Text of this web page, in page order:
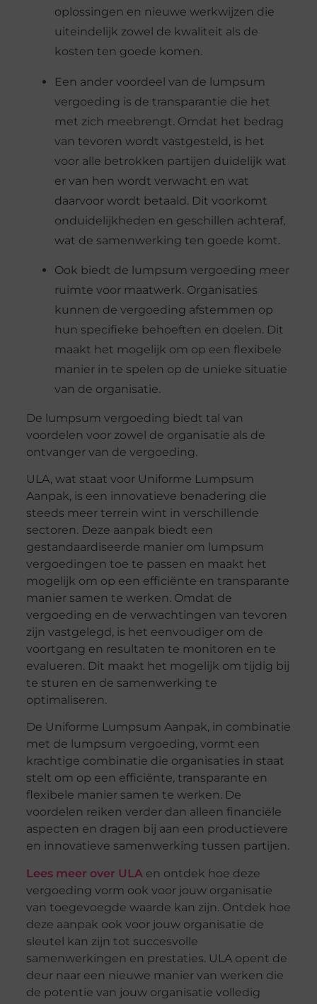
oplossingen en nieuwe werkwijzen die
uiteindelijk zowel de kwaliteit als de
kosten ten goede komen.
Een ander voordeel van de lumpsum
vergoeding is de transparantie die het
met zich meebrengt. Omdat het bedrag
van tevoren wordt vastgesteld, is het
voor alle betrokken partijen duidelijk wat
er van hen wordt verwacht en wat
daarvoor wordt betaald. Dit voorkomt
onduidelijkheden en geschillen achteraf,
wat de samenwerking ten goede komt.
Ook biedt de lumpsum vergoeding meer
ruimte voor maatwerk. Organisaties
kunnen de vergoeding afstemmen op
hun specifieke behoeften en doelen. Dit
maakt het mogelijk om op een flexibele
manier in te spelen op de unieke situatie
van de organisatie.
De lumpsum vergoeding biedt tal van
voordelen voor zowel de organisatie als de
ontvanger van de vergoeding.
ULA, wat staat voor Uniforme Lumpsum
Aanpak, is een innovatieve benadering die
steeds meer terrein wint in verschillende
sectoren. Deze aanpak biedt een
gestandaardiseerde manier om lumpsum
vergoedingen toe te passen en maakt het
mogelijk om op een efficiënte en transparante
manier samen te werken. Omdat de
vergoeding en de verwachtingen van tevoren
zijn vastgelegd, is het eenvoudiger om de
voortgang en resultaten te monitoren en te
evalueren. Dit maakt het mogelijk om tijdig bij
te sturen en de samenwerking te
optimaliseren.
De Uniforme Lumpsum Aanpak, in combinatie
met de lumpsum vergoeding, vormt een
krachtige combinatie die organisaties in staat
stelt om op een efficiënte, transparante en
flexibele manier samen te werken. De
voordelen reiken verder dan alleen financiële
aspecten en dragen bij aan een productievere
en innovatieve samenwerking tussen partijen.
Lees meer over ULA en ontdek hoe deze
vergoeding vorm ook voor jouw organisatie
van toegevoegde waarde kan zijn. Ontdek hoe
deze aanpak ook voor jouw organisatie de
sleutel kan zijn tot succesvolle
samenwerkingen en prestaties. ULA opent de
deur naar een nieuwe manier van werken die
de potentie van jouw organisatie volledig